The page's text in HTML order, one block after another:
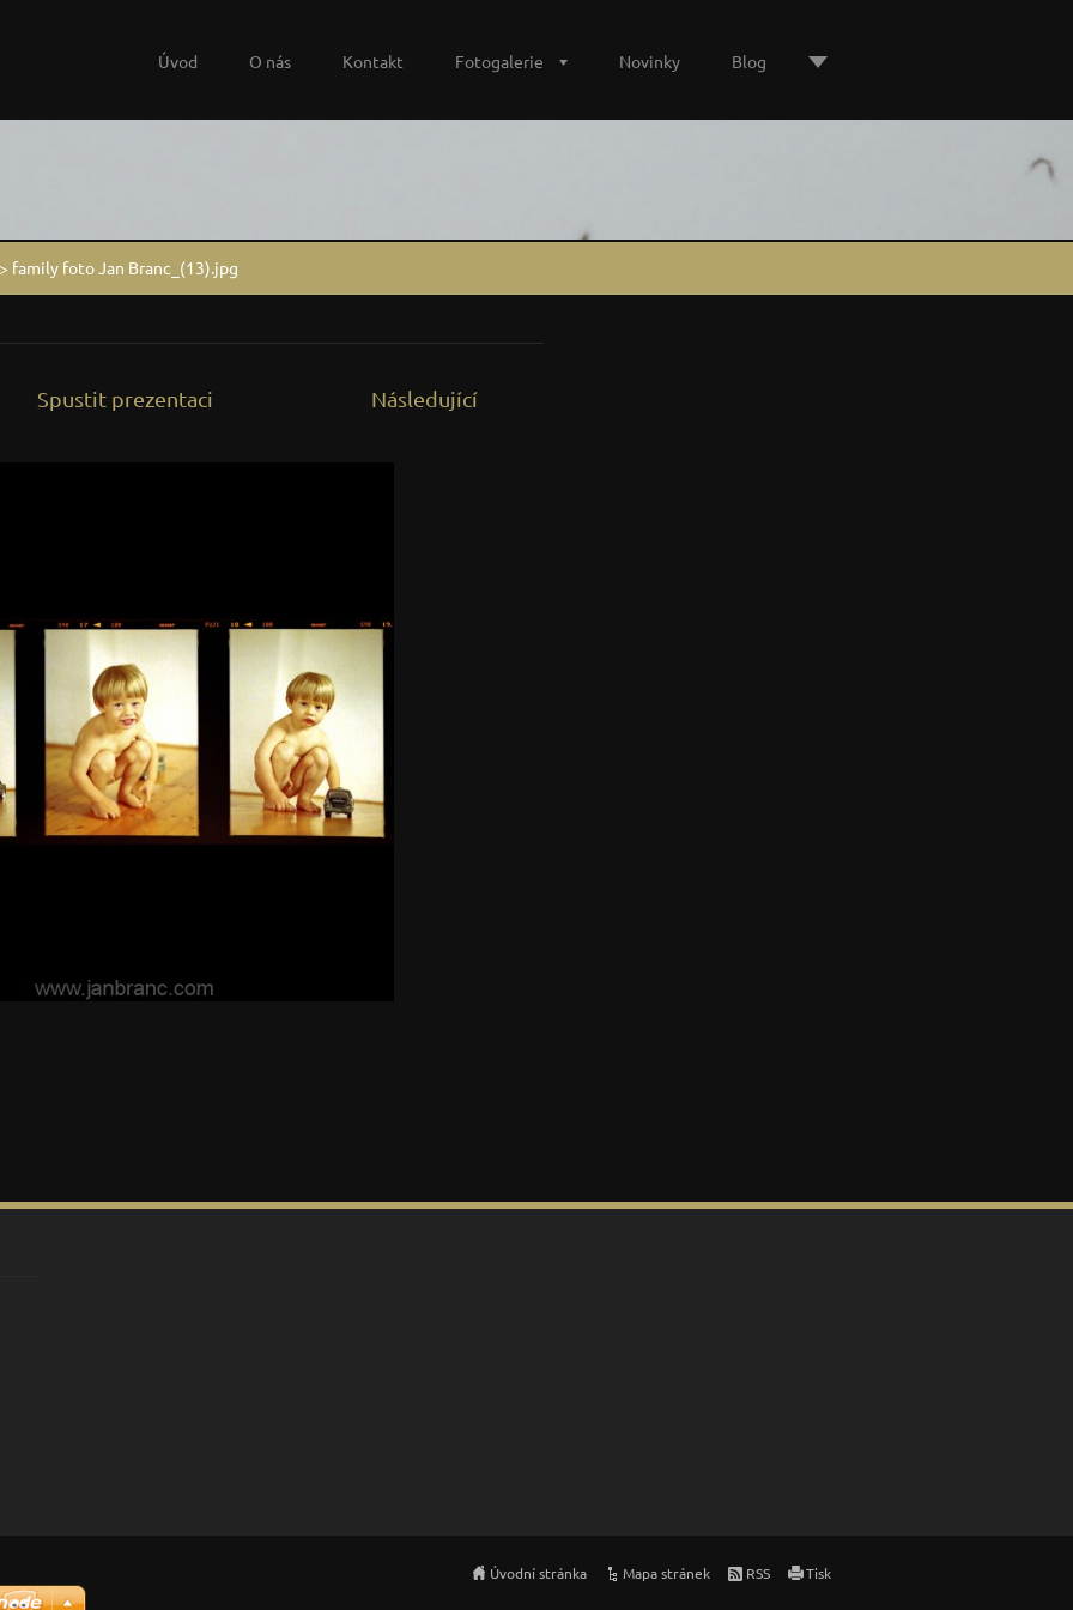
Úvod O nás Kontakt Fotogalerie Novinky Blog
> family foto Jan Branc_(13).jpg
Spustit prezentaci Následující
Úvodní stránka Mapa stránek RSS Tisk